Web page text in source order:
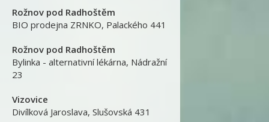
Rožnov pod Radhoštěm
BIO prodejna ZRNKO, Palackého 441
Rožnov pod Radhoštěm
Bylinka - alternativní lékárna, Nádražní
23
Vizovice
Divílková Jaroslava, Slušovská 431